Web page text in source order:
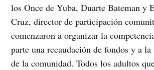
los Once de Yuba, Duarte Bateman y
Cruz, director de participación
comenzaron a organizar la
parte una recaudación de fondos y a la
de la comunidad. Todos los adultos